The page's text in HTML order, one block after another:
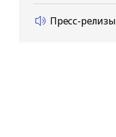
Пресс-релизы